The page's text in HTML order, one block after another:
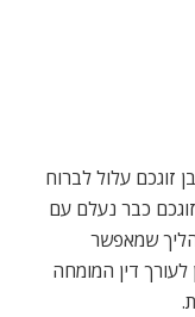
עלול לברוח
כבר נעלם עם
שמאפשר
דין המומחה